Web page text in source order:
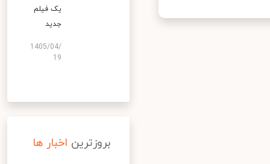
یک فیلم
جدید
1405/04/
19
بروزترین اخبار ها